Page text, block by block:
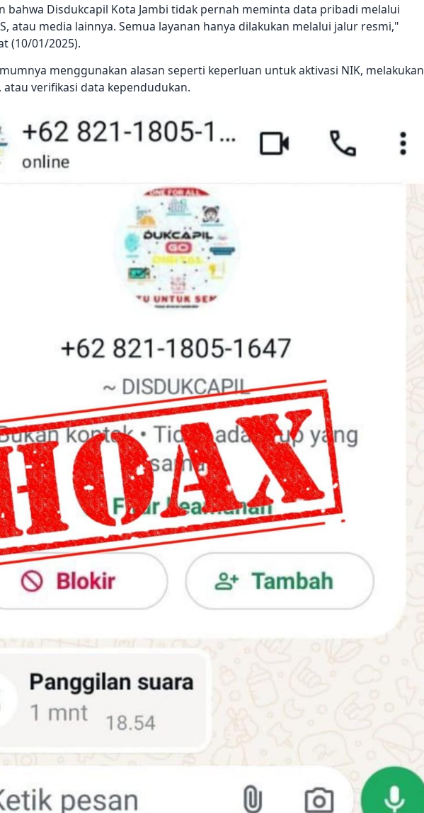
bahwa Disdukcapil Kota Jambi tidak pernah meminta data pribadi melalui
atau media lainnya. Semua layanan hanya dilakukan melalui jalur resmi,"
(10/01/2025).
menggunakan alasan seperti keperluan untuk aktivasi NIK, melakukan
atau verifikasi data kependudukan.